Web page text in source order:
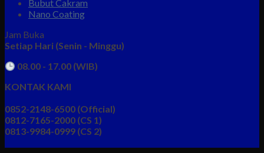
Bubut Cakram
Nano Coating
Jam Buka
Setiap Hari (Senin - Minggu)
08.00 - 17.00 (WIB)
KONTAK KAMI
0852-2148-6500 (Official)
0812-7165-2000 (CS 1)
0813-9984-0999 (CS 2)